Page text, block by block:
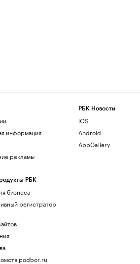
информация
рекламы
РБК
бизнеса
регистратор
podbor.ru
РБК Новости
iOS
Android
AppGallery